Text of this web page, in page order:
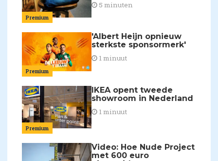
Premium
5 minuten
Premium
'Albert Heijn opnieuw
sterkste sponsormerk'
1 minuut
Premium
IKEA opent tweede
showroom in Nederland
1 minuut
Video: Hoe Nude Project
met 600 euro